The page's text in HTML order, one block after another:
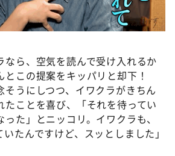
なら、空気を読んで受け入れるか
とこの提案をキッパリと却下！
そうにしつつ、イワクラがきちん
たことを喜び、「それを待ってい
た」とニッコリ。イワクラも、
いたんですけど、スッとしました」